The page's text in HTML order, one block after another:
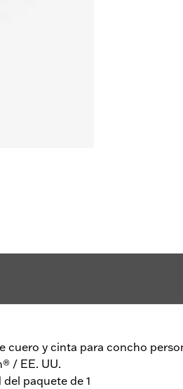
cuero y cinta para concho
/ EE. UU.
paquete de 1